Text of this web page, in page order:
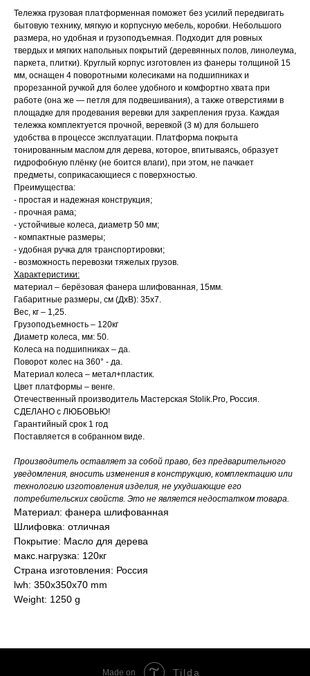
Тележка грузовая платформенная поможет без усилий передвигать
бытовую технику, мягкую и корпусную мебель, коробки. Небольшого
размера, но удобная и грузоподъемная. Подходит для ровных
твердых и мягких напольных покрытий (деревянных полов, линолеума,
паркета, плитки). Круглый корпус изготовлен из фанеры толщиной 15
мм, оснащен 4 поворотными колесиками на подшипниках и
прорезанной ручкой для более удобного и комфортно хвата при
работе (она же — петля для подвешивания), а также отверстиями в
площадке для продевания веревки для закрепления груза. Каждая
тележка комплектуется прочной, веревкой (3 м) для большего
удобства в процессе эксплуатации. Платформа покрыта
тонированным маслом для дерева, которое, впитываясь, образует
гидрофобную плёнку (не боится влаги), при этом, не пачкает
предметы, соприкасающиеся с поверхностью.
Преимущества:
- простая и надежная конструкция;
- прочная рама;
- устойчивые колеса, диаметр 50 мм;
- компактные размеры;
- удобная ручка для транспортировки;
- возможность перевозки тяжелых грузов.
Характеристики:
материал – берёзовая фанера шлифованная, 15мм.
Габаритные размеры, см (ДхВ): 35х7.
Вес, кг – 1,25.
Грузоподъемность – 120кг
Диаметр колеса, мм: 50.
Колеса на подшипниках – да.
Поворот колес на 360° - да.
Материал колеса – метал+пластик.
Цвет платформы – венге.
Отечественный производитель Мастерская Stolik.Pro, Россия.
СДЕЛАНО с ЛЮБОВЬЮ!
Гарантийный срок 1 год
Поставляется в собранном виде.
Производитель оставляет за собой право, без предварительного
уведомления, вносить изменения в конструкцию, комплектацию или
технологию изготовления изделия, не ухудшающие его
потребительских свойств. Это не является недостатком товара.
Материал: фанера шлифованная
Шлифовка: отличная
Покрытие: Масло для дерева
макс.нагрузка: 120кг
Страна изготовления: Россия
lwh: 350x350x70 mm
Weight: 1250 g
Made on Tilda